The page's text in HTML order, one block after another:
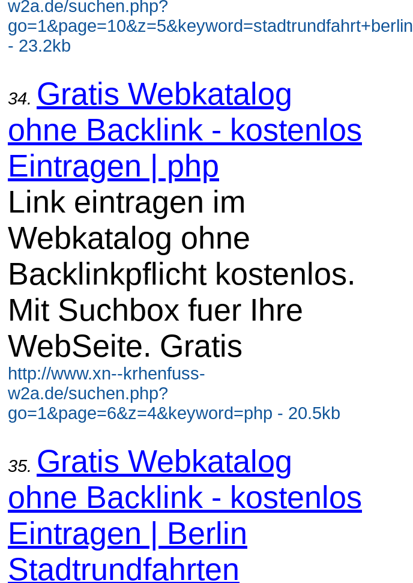
w2a.de/suchen.php?
go=1&page=10&z=5&keyword=stadtrundfahrt+berlin
- 23.2kb
34. Gratis Webkatalog
ohne Backlink - kostenlos
Eintragen | php
Link eintragen im
Webkatalog ohne
Backlinkpflicht kostenlos.
Mit Suchbox fuer Ihre
WebSeite. Gratis
http://www.xn--krhenfuss-
w2a.de/suchen.php?
go=1&page=6&z=4&keyword=php - 20.5kb
35. Gratis Webkatalog
ohne Backlink - kostenlos
Eintragen | Berlin
Stadtrundfahrten